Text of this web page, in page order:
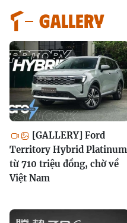
GALLERY
[GALLERY] Ford
Territory Hybrid Platinum
từ 710 triệu đồng, chờ về
Việt Nam